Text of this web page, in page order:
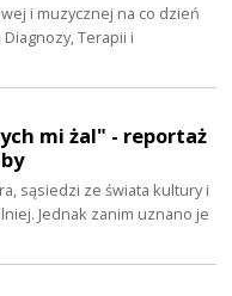
i muzycznej na co dzień
Terapii i
mi żal" - reportaż
sąsiedzi ze świata kultury i
Jednak zanim uznano je